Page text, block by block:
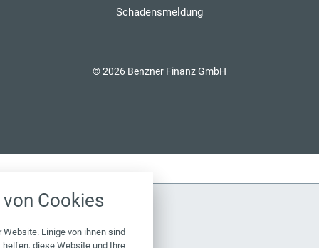
Schadensmeldung
© 2026 Benzner Finanz GmbH
Cookies
Einige von ihnen sind
diese Website und Ihre
alle verwendeten Cookies und
zu blockieren.